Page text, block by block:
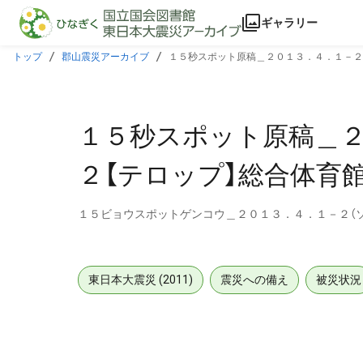
本文に飛ぶ
ギャラリー
トップ 郡山震災アーカイブ １５秒スポット原稿＿２０１３．４．１－２
１５秒スポット原稿＿
２【テロップ】総合体育
１５ビョウスポットゲンコウ＿２０１３．４．１－２（
東日本大震災 (2011) 震災への備え 被災状況